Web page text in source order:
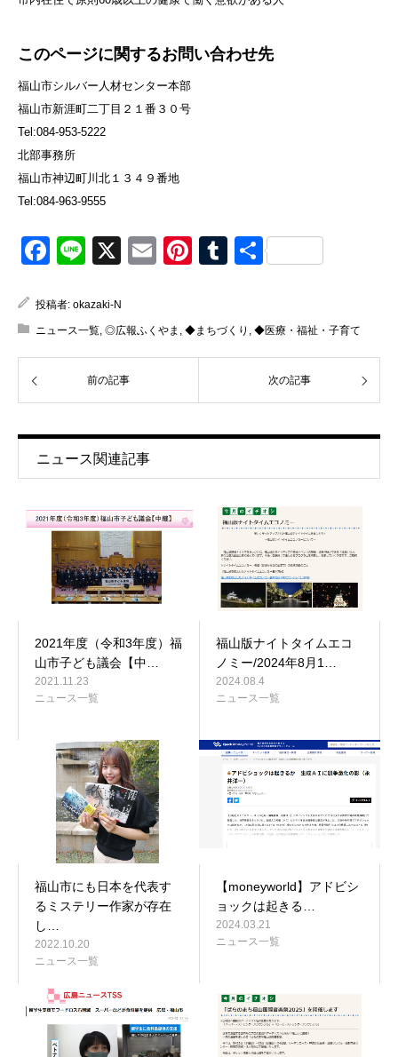
このページに関するお問い合わせ先
福山市シルバー人材センター本部
福山市新涯町二丁目２１番３０号
Tel:084-953-5222
北部事務所
福山市神辺町川北１３４９番地
Tel:084-963-9555
Facebook
Line
X EmailPinterest
Tumblr
共
投稿者: okazaki-N
ニュース一覧, ◎広報ふくやま , ◆まちづくり , ◆医療・福祉・子育て
前の記事 次の記事
ニュース関連記事
2021年度（令和3年度）福
山市子ども議会【中…
2021.11.23
ニュース一覧
福山版ナイトタイムエコ
ノミー/2024年8月1…
2024.08.4
ニュース一覧
福山市にも日本を代表す
るミステリー作家が存在
し…
2022.10.20
ニュース一覧
【moneyworld】アドビシ
ョックは起きる…
2024.03.21
ニュース一覧